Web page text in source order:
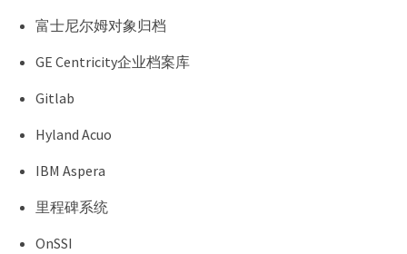
富士尼尔姆对象归档
GE Centricity企业档案库
Gitlab
Hyland Acuo
IBM Aspera
里程碑系统
OnSSI